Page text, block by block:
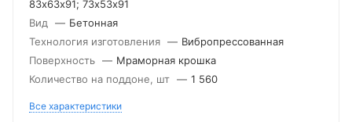
83х63х91; 73х53х91
Вид
— Бетонная
Технология изготовления — Вибропрессованная
Поверхность — Мраморная крошка
Количество на поддоне, шт — 1 560
Все характеристики